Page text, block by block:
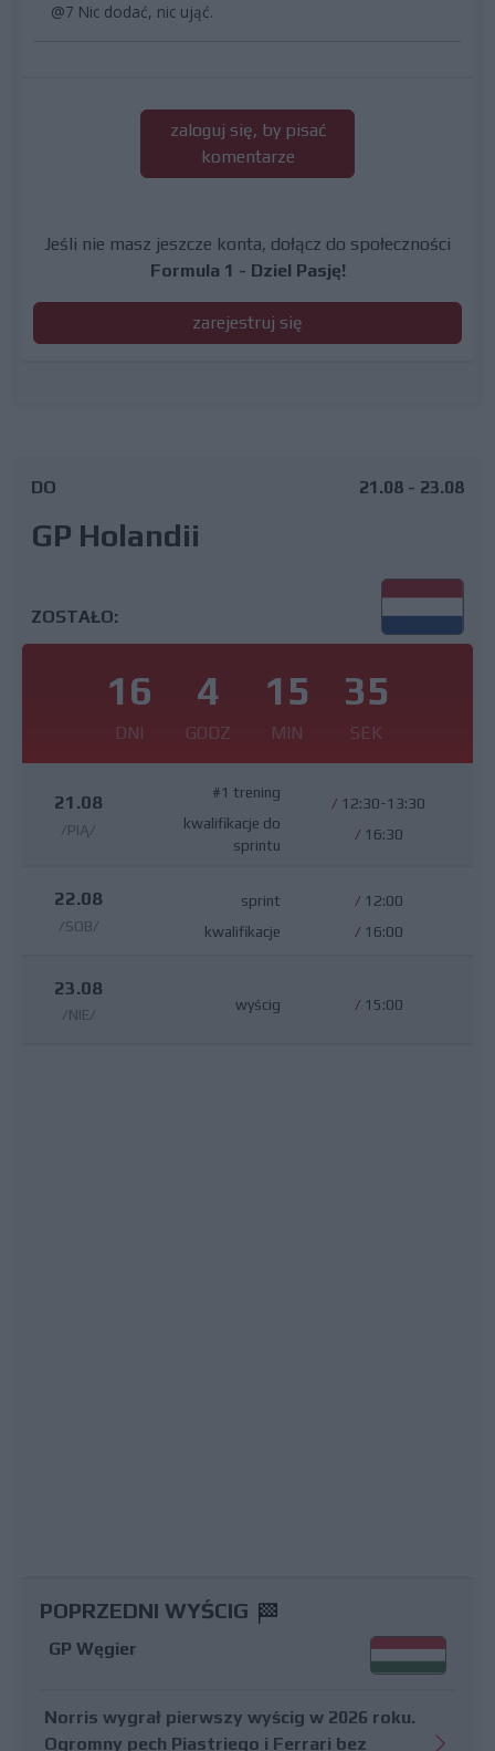
@7 Nic dodać, nic ująć.
zaloguj się, by pisać
komentarze
Jeśli nie masz jeszcze konta, dołącz do społeczności
Formula 1 - Dziel Pasję!
zarejestruj się
DO
GP Holandii
21.08 - 23.08
ZOSTAŁO:
16
DNI
4
GODZ
15
MIN
34
SEK
21.08
/PIĄ/
#1 trening
kwalifikacje do
sprintu
/ 12:30-13:30
/ 16:30
22.08
/SOB/
sprint
kwalifikacje
/ 12:00
/ 16:00
23.08
/NIE/
wyścig / 15:00
POPRZEDNI WYŚCIG
GP Węgier
Norris wygrał pierwszy wyścig w 2026 roku.
Ogromny pech Piastriego i Ferrari bez